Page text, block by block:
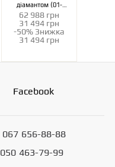
діамантом (01-
200805856)
62 988 грн
31 494 грн
-50% Знижка
31 494 грн
Facebook
067 656-88-88
050 463-79-99